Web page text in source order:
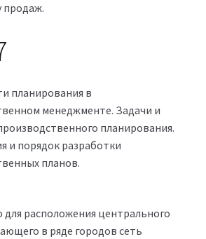
продаж.
планирования в
менеджменте. Задачи и
планирования.
и порядок разработки
планов.
расположения центрального
в ряде городов сеть